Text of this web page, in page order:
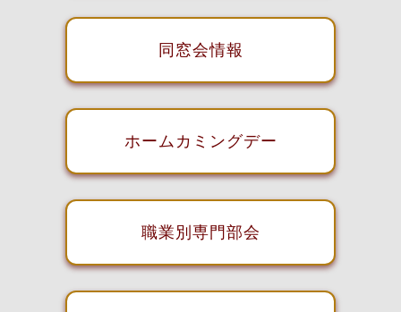
同窓会情報
ホームカミングデー
職業別専門部会